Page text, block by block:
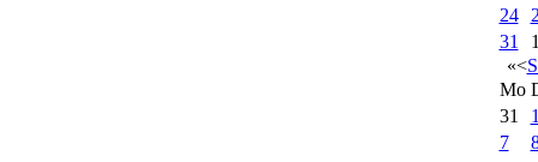
24
31
«<
Mo
31
7